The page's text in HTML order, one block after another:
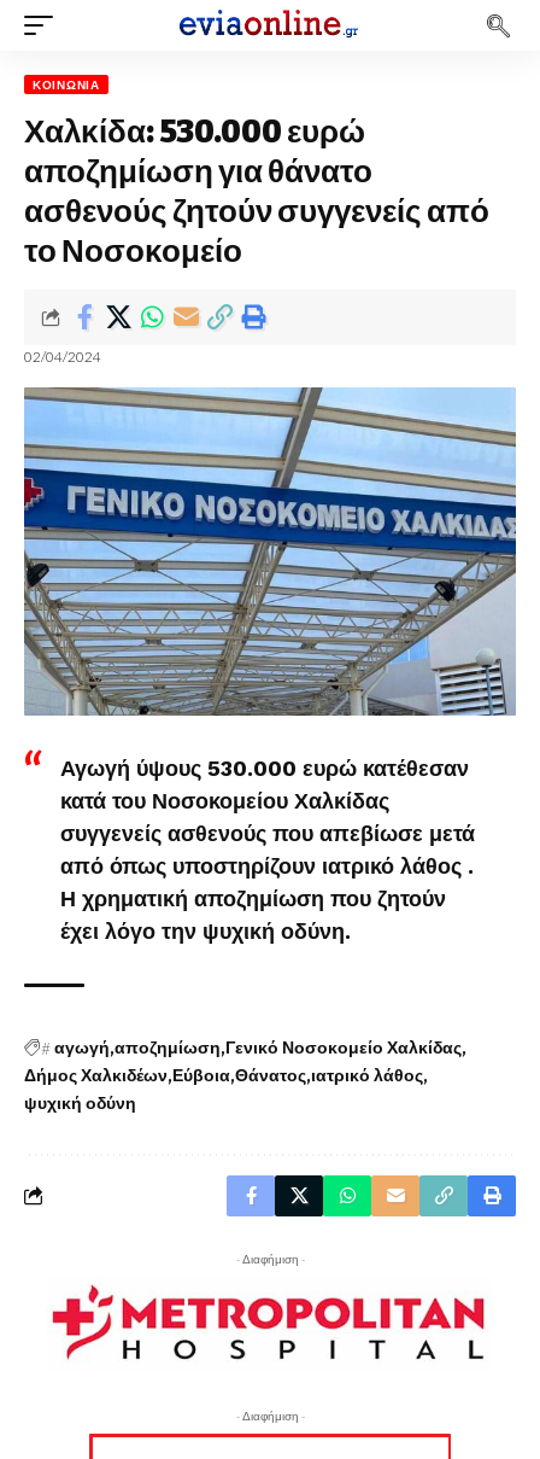
ΚΟΙΝΩΝΊΑ
Χαλκίδα: 530.000 ευρώ
αποζημίωση για θάνατο
ασθενούς ζητούν συγγενείς από
το Νοσοκομείο
02/04/2024
Αγωγή ύψους 530.000 ευρώ κατέθεσαν
κατά του Νοσοκομείου Χαλκίδας
συγγενείς ασθενούς που απεβίωσε μετά
από όπως υποστηρίζουν ιατρικό λάθος .
Η χρηματική αποζημίωση που ζητούν
έχει λόγο την ψυχική οδύνη.
#αγωγή αποζημίωση Γενικό Νοσοκομείο Χαλκίδας
Δήμος Χαλκιδέων Εύβοια Θάνατος ιατρικό λάθος
ψυχική οδύνη
- Διαφήμιση -
- Διαφήμιση -